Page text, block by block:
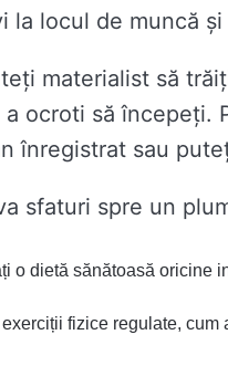
la locul de muncă
materialist să
a ocroti să începeți.
înregistrat sau
sfaturi spre un
o dietă sănătoasă oricine
fizice regulate,